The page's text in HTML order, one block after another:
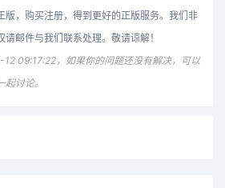
版，购买注册，得到更好的正版服务。我们非
邮件与我们联系处理。敬请谅解！
09:17:22，如果你的问题还没有解决，可以
讨论。